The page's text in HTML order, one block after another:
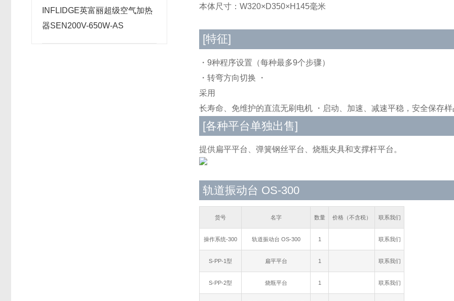
INFLIDGE英富丽超级空气加热
器SEN200V-650W-AS
本体尺寸：W320×D350×H145毫米
[特征]
・9种程序设置（每种最多9个步骤）
・转弯方向切换 ・
采用
长寿命、免维护的直流无刷电机 ・启动、加速、减速平稳，安全保存样
[各种平台单独出售]
提供扁平平台、弹簧钢丝平台、烧瓶夹具和支撑杆平台。
轨道振动台 OS-300
货号 名字 数量 价格（不含税） 联系我们
操作系统-300 轨道振动台 OS-300 1 联系我们
S-PP-1型 扁平平台 1 联系我们
S-PP-2型 烧瓶平台 1 联系我们